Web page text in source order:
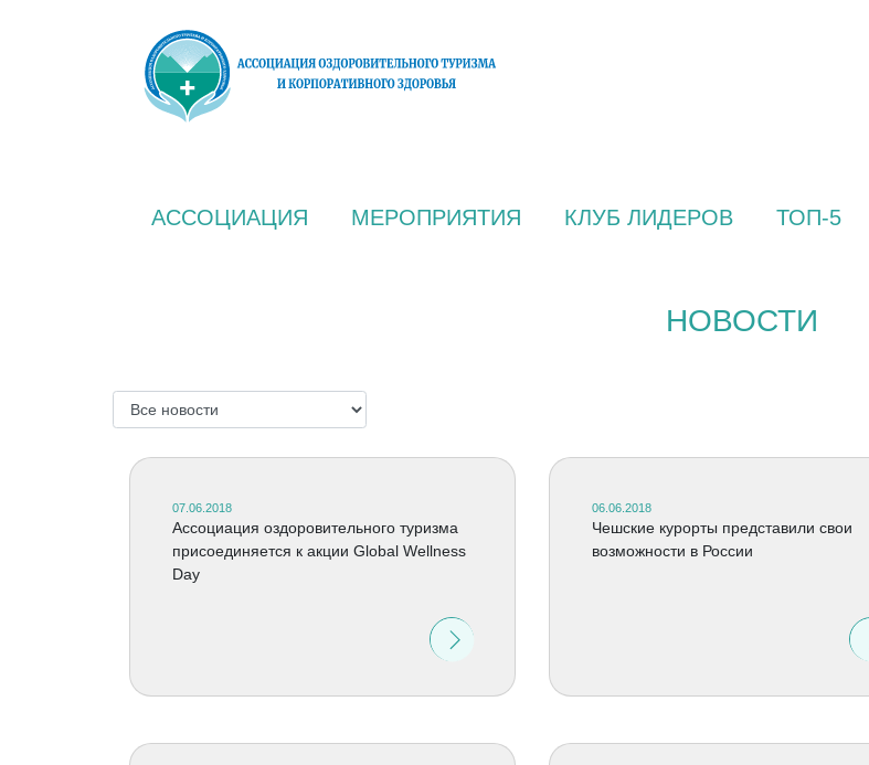
АССОЦИАЦИЯ МЕРОПРИЯТИЯ КЛУБ ЛИДЕРОВ ТОП-5
НОВОСТИ
07.06.2018
Ассоциация оздоровительного туризма
присоединяется к акции Global Wellness
Day
06.06.2018
Чешские курорты представили свои
возможности в России